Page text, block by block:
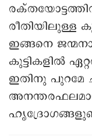
രീതിയിലുള്ള
ഇങ്ങനെ
കുട്ടികളിൽ
ഇതിനു